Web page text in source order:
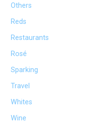
Others
Reds
Restaurants
Rosé
Sparking
Travel
Whites
Wine